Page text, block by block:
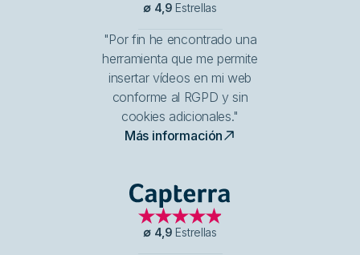
∅ 4,9 Estrellas
"Por fin he encontrado una
herramienta que me permite
insertar vídeos en mi web
conforme al RGPD y sin
cookies adicionales."
Más información
Capterra
∅ 4,9 Estrellas